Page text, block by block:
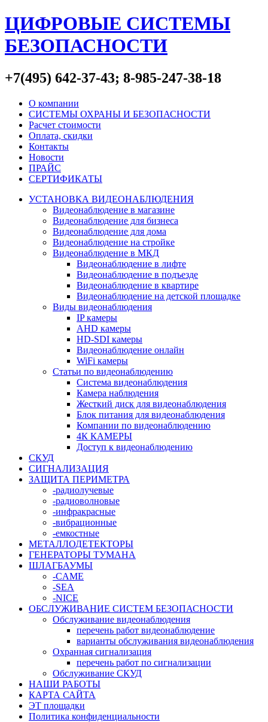
ЦИФРОВЫЕ СИСТЕМЫ
БЕЗОПАСНОСТИ
+7(495) 642-37-43; 8-985-247-38-18
О компании
СИСТЕМЫ ОХРАНЫ И БЕЗОПАСНОСТИ
Расчет стоимости
Оплата, скидки
Контакты
Новости
ПРАЙС
СЕРТИФИКАТЫ
УСТАНОВКА ВИДЕОНАБЛЮДЕНИЯ
Видеонаблюдение в магазине
Видеонаблюдение для бизнеса
Видеонаблюдение для дома
Видеонаблюдение на стройке
Видеонаблюдение в МКД
Видеонаблюдение в лифте
Видеонаблюдение в подъезде
Видеонаблюдение в квартире
Видеонаблюдение на детской площадке
Виды видеонаблюдения
IP камеры
AHD камеры
HD-SDI камеры
Видеонаблюдение онлайн
WiFi камеры
Статьи по видеонаблюдению
Система видеонаблюдения
Камера наблюдения
Жесткий диск для видеонаблюдения
Блок питания для видеонаблюдения
Компании по видеонаблюдению
4К КАМЕРЫ
Доступ к видеонаблюдению
СКУД
СИГНАЛИЗАЦИЯ
ЗАЩИТА ПЕРИМЕТРА
-радиолучевые
-радиоволновые
-инфракрасные
-вибрационные
-емкостные
МЕТАЛЛОДЕТЕКТОРЫ
ГЕНЕРАТОРЫ ТУМАНА
ШЛАГБАУМЫ
-CAME
-SEA
-NICE
ОБСЛУЖИВАНИЕ СИСТЕМ БЕЗОПАСНОСТИ
Обслуживание видеонаблюдения
перечень работ видеонаблюдение
варианты обслуживания видеонаблюдения
Охранная сигнализация
перечень работ по сигнализации
Обслуживание СКУД
НАШИ РАБОТЫ
КАРТА САЙТА
ЭТ площадки
Политика конфиденциальности